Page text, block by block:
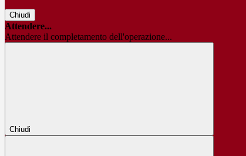
Chiudi
Attendere...
Attendere il completamento dell'operazione...
Chiudi